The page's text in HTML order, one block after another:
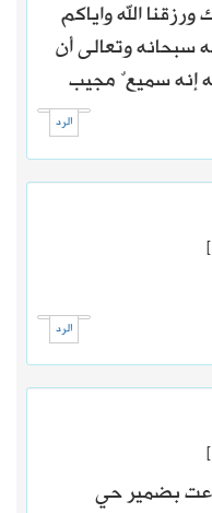
الله واياكم
سبحانه وتعالى أن
إنه سميعٌ مجيب
الرد
الرد
بضمير حي